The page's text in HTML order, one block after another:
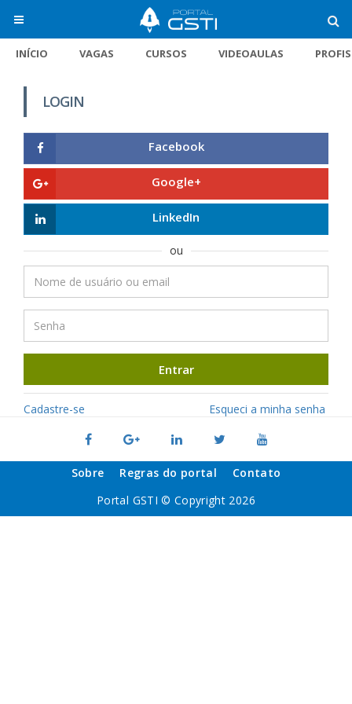
INÍCIO VAGAS CURSOS VIDEOAULAS
LOGIN
Facebook
Google+
LinkedIn
ou
Entrar
Cadastre-se Esqueci a minha senha
Sobre Regras do portal
Contato
Portal GSTI © Copyright 2026